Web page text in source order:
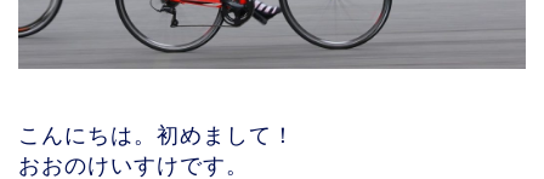
こんにちは。初めまして！
おおのけいすけです。